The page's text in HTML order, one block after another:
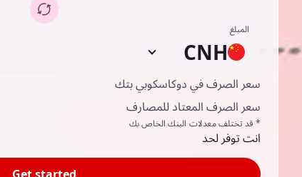
المبلغ
CNH
سعر الصرف في دوكاسكوبي بتك
سعر الصرف المعتاد للمصارف
* قد تختلف معدلات البنك الخاص بك
انت توفر لحد